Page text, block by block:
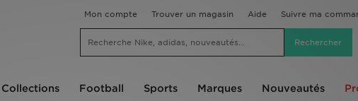
Mon compte Trouver un magasin Aide Suivre ma
Collections Football Sports Marques Nouveautés